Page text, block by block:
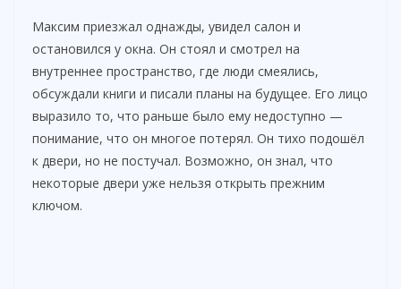
Максим приезжал однажды, увидел салон и
остановился у окна. Он стоял и смотрел на
внутреннее пространство, где люди смеялись,
обсуждали книги и писали планы на будущее. Его лицо
выразило то, что раньше было ему недоступно —
понимание, что он многое потерял. Он тихо подошёл
к двери, но не постучал. Возможно, он знал, что
некоторые двери уже нельзя открыть прежним
ключом.